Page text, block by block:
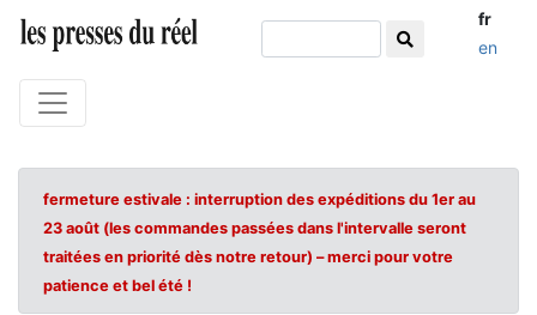
fr
en
fermeture estivale : interruption des expéditions du 1er au
23 août (les commandes passées dans l'intervalle seront
traitées en priorité dès notre retour) – merci pour votre
patience et bel été !